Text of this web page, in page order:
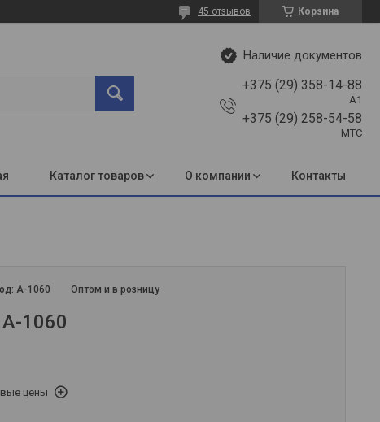
Корзина
45 отзывов
Наличие документов
+375 (29) 358-14-88
A1
+375 (29) 258-54-58
МТС
Каталог товаров О компании Контакты
Оптом и в розницу
А-1060
1060
цены